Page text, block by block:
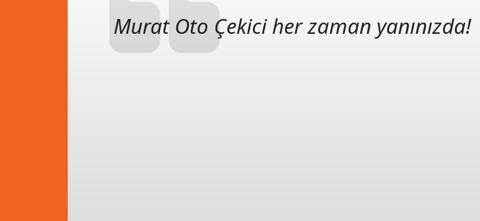
Murat Oto Çekici her zaman yanınızda!